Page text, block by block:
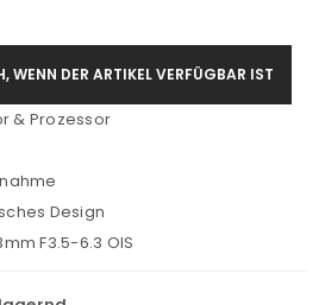
WENN DER ARTIKEL VERFÜGBAR IST
& Prozessor
Design
F3.5-6.3 OIS